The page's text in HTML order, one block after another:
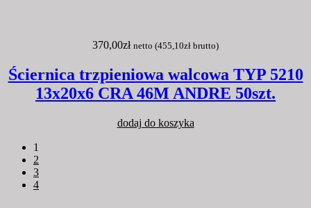
370,00zł netto (455,10zł brutto)
Ściernica trzpieniowa walcowa TYP 5210
13x20x6 CRA 46M ANDRE 50szt.
dodaj do koszyka
1
2
3
4